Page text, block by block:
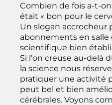
Combien de fois a-t-
était « bon pour le
Un slogan accrocheur
abonnements en salle
scientifique bien
Si l’on creuse au-delà
la science nous
pratiquer une activité
peut bel et bien
cérébrales. Voyons